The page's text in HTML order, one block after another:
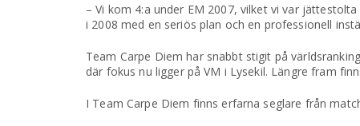
– Vi kom 4:a under EM 2007, vilket vi var
i 2008 med en seriös plan och en professionell
Team Carpe Diem har snabbt stigit på
där fokus nu ligger på VM i Lysekil. Längre fram
I Team Carpe Diem finns erfarna seglare från